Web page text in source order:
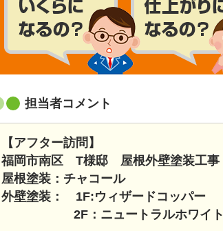
担当者コメント
【アフター訪問】
福岡市南区 T様邸 屋根外壁塗装工事
屋根塗装：チャコール
外壁塗装： 1F:ウィザードコッパー
2F：ニュートラルホワイト